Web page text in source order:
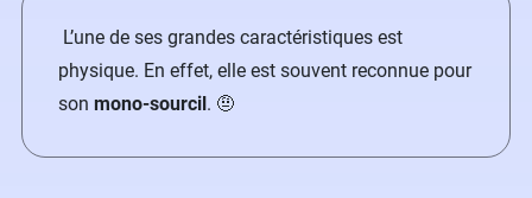
L’une de ses grandes caractéristiques est
physique. En effet, elle est souvent reconnue pour
son mono-sourcil. 🤨